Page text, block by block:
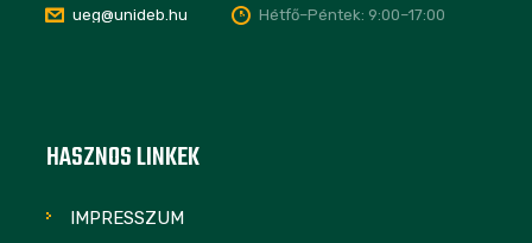
ueg@unideb.hu Hétfő–Péntek: 9:00–17:00
HASZNOS LINKEK
IMPRESSZUM